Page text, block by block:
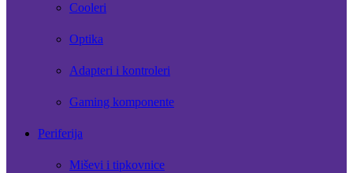
Cooleri
Optika
Adapteri i kontroleri
Gaming komponente
Periferija
Miševi i tipkovnice